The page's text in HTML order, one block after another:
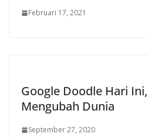
Februari 17, 2021
Google Doodle Hari
Mengubah Dunia
September 27, 2020